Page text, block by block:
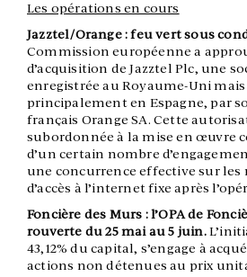
Les opérations en cours
Jazztel/Orange : feu vert sous
Commission européenne a
d’acquisition de Jazztel Plc, une
enregistrée au Royaume-Uni
principalement en Espagne, par
français Orange SA. Cette
subordonnée à la mise en œuvre
d’un certain nombre
une concurrence effective sur les
d’accès à l’internet fixe après
Foncière des Murs : l’OPA de
rouverte du 25 mai au 5 juin.
43,12% du capital, s’engage à
actions non détenues au prix